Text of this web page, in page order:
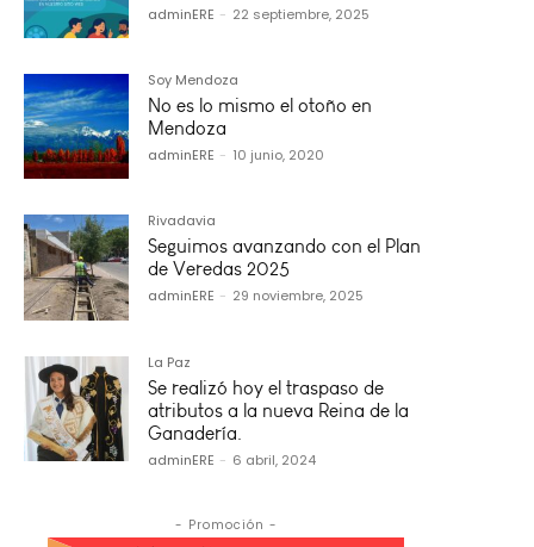
adminERE - 22 septiembre, 2025
Soy Mendoza
No es lo mismo el otoño en
Mendoza
adminERE - 10 junio, 2020
Rivadavia
Seguimos avanzando con el Plan
de Veredas 2025
adminERE - 29 noviembre, 2025
La Paz
Se realizó hoy el traspaso de
atributos a la nueva Reina de la
Ganadería.
adminERE - 6 abril, 2024
- Promoción -